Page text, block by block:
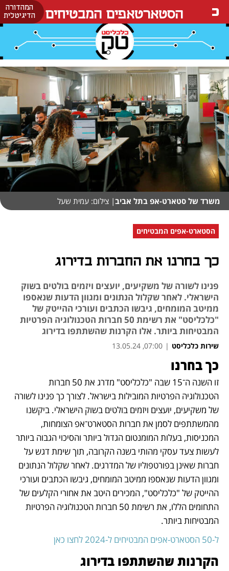
המהדורה
הדיגיטלית
הסטארטאפים המבטיחים
משרד של סטארט-אפ בתל אביב| צילום: עמית שעל
הסטארט-אפים המבטיחים
כך בחרנו את החברות בדירוג
פנינו לשורה של משקיעים, יועצים ויזמים בולטים בשוק
הישראלי. לאחר שקלול הנתונים ומגוון הדעות שנאספו
ממיטב המומחים, גיבשו הכתבים ועורכי ההייטק של
"כלכליסט" את רשימת 50 חברות הטכנולוגיה הפרטיות
המבטיחות ביותר. אלו הקרנות שהשתתפו בדירוג
שירות כלכליסט |
07:00, 13.05.24
כך בחרנו
המבטיחות ביותר.
ל-50 הסטארט-אפים המבטיחים ל-2024 לחצו כאן
הקרנות שהשתתפו בדירוג